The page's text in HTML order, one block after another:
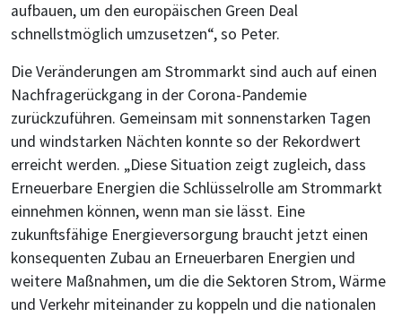
aufbauen, um den europäischen Green Deal
schnellstmöglich umzusetzen“, so Peter.
Die Veränderungen am Strommarkt sind auch auf einen
Nachfragerückgang in der Corona-Pandemie
zurückzuführen. Gemeinsam mit sonnenstarken Tagen
und windstarken Nächten konnte so der Rekordwert
erreicht werden. „Diese Situation zeigt zugleich, dass
Erneuerbare Energien die Schlüsselrolle am Strommarkt
einnehmen können, wenn man sie lässt. Eine
zukunftsfähige Energieversorgung braucht jetzt einen
konsequenten Zubau an Erneuerbaren Energien und
weitere Maßnahmen, um die die Sektoren Strom, Wärme
und Verkehr miteinander zu koppeln und die nationalen